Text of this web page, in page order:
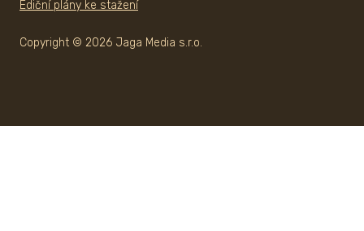
Ediční plány ke stažení
Copyright © 2026 Jaga Media s.r.o.